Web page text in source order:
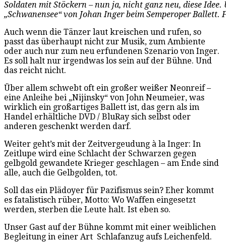
Soldaten mit Stöckern – nun ja, nicht ganz neu, diese
„Schwanensee“ von Johan Inger beim Semperoper Ballett.
Auch wenn die Tänzer laut kreischen und rufen, so
passt das überhaupt nicht zur Musik, zum Ambiente
oder auch nur zum neu erfundenen Szenario von Inger.
Es soll halt nur irgendwas los sein auf der Bühne. Und
das reicht nicht.
Über allem schwebt oft ein großer weißer Neonreif –
eine Anleihe bei „Nijinsky“ von John Neumeier, was
wirklich ein großartiges Ballett ist, das gern als im
Handel erhältliche DVD / BluRay sich selbst oder
anderen geschenkt werden darf.
Weiter geht’s mit der Zeitvergeudung à la Inger: In
Zeitlupe wird eine Schlacht der Schwarzen gegen
gelbgold gewandete Krieger geschlagen – am Ende sind
alle, auch die Gelbgolden, tot.
Soll das ein Plädoyer für Pazifismus sein? Eher kommt
es fatalistisch rüber, Motto: Wo Waffen eingesetzt
werden, sterben die Leute halt. Ist eben so.
Unser Gast auf der Bühne kommt mit einer weiblichen
Begleitung in einer Art Schlafanzug aufs Leichenfeld.